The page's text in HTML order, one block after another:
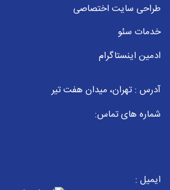
طراحی سایت اختصاصی
خدمات سئو
ادمین اینستاگرام
آدرس : تهران، میدان هفت تیر
شماره های تماس:
ایمیل :